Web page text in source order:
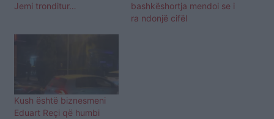
Jemi tronditur…
bashkëshortja mendoi se i
ra ndonjë cifël
Kush është biznesmeni
Eduart Reçi që humbi